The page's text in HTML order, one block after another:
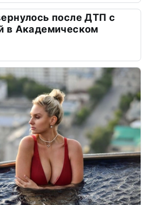
после ДТП с
в Академическом